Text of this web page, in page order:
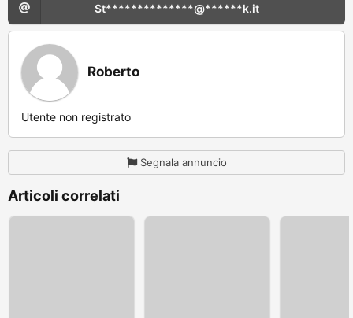
St**************@******k.it
Roberto
Utente non registrato
Segnala annuncio
Articoli correlati